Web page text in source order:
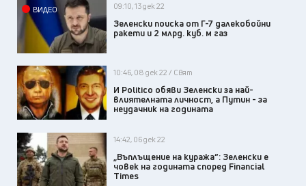
ВИДЕО 09:10, 13 дек 22
Зеленски поиска от Г-7 далекобойни
ракети и 2 млрд. куб. м газ
10:46, 08 дек 22 / Свят
И Politico обяви Зеленски за най-
влиятелната личност, а Путин - за
неудачник на годината
14:42, 06 дек 22
„Въплъщение на куража“: Зеленски е
човек на годината според Financial
Times